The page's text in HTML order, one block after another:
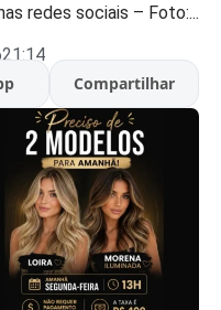
redes sociais – Foto:...
21:14
Compartilhar